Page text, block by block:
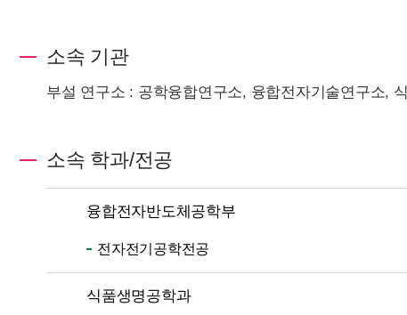
소속 기관
부설 연구소 : 공학융합연구소, 융합전자기술연구소,
소속 학과/전공
융합전자반도체공학부
전자전기공학전공
식품생명공학과